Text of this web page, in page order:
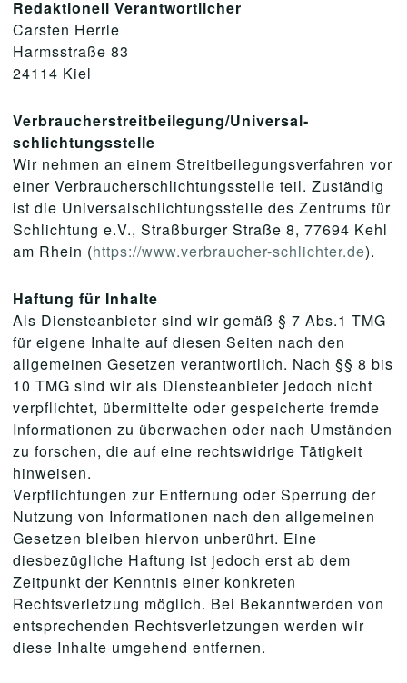
Redaktionell Verantwortlicher
Carsten Herrle
Harmsstraße 83
24114 Kiel
Verbraucher­streit­beilegung/Universal­
schlichtungs­stelle
Wir nehmen an einem Streitbeilegungsverfahren vor
einer Verbraucherschlichtungsstelle teil. Zuständig
ist die Universalschlichtungsstelle des Zentrums für
Schlichtung e.V., Straßburger Straße 8, 77694 Kehl
am Rhein (https://www.verbraucher-schlichter.de).
Haftung für Inhalte
Als Diensteanbieter sind wir gemäß § 7 Abs.1 TMG
für eigene Inhalte auf diesen Seiten nach den
allgemeinen Gesetzen verantwortlich. Nach §§ 8 bis
10 TMG sind wir als Diensteanbieter jedoch nicht
verpflichtet, übermittelte oder gespeicherte fremde
Informationen zu überwachen oder nach Umständen
zu forschen, die auf eine rechtswidrige Tätigkeit
hinweisen.
Verpflichtungen zur Entfernung oder Sperrung der
Nutzung von Informationen nach den allgemeinen
Gesetzen bleiben hiervon unberührt. Eine
diesbezügliche Haftung ist jedoch erst ab dem
Zeitpunkt der Kenntnis einer konkreten
Rechtsverletzung möglich. Bei Bekanntwerden von
entsprechenden Rechtsverletzungen werden wir
diese Inhalte umgehend entfernen.